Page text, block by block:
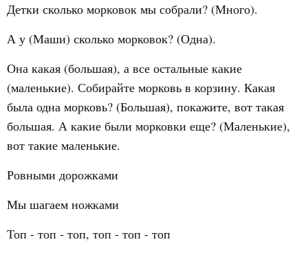
Детки сколько морковок мы собрали? (Много).
А у (Маши) сколько морковок? (Одна).
Она какая (большая), а все остальные какие
(маленькие). Собирайте морковь в корзину. Какая
была одна морковь? (Большая), покажите, вот такая
большая. А какие были морковки еще? (Маленькие),
вот такие маленькие.
Ровными дорожками
Мы шагаем ножками
Топ - топ - топ, топ - топ - топ